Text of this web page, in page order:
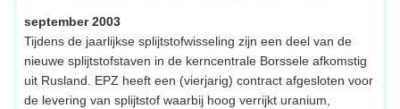
september 2003
Tijdens de jaarlijkse splijtstofwisseling zijn een deel van de
nieuwe splijtstofstaven in de kerncentrale Borssele afkomstig
uit Rusland. EPZ heeft een (vierjarig) contract afgesloten voor
de levering van splijtstof waarbij hoog verrijkt uranium,